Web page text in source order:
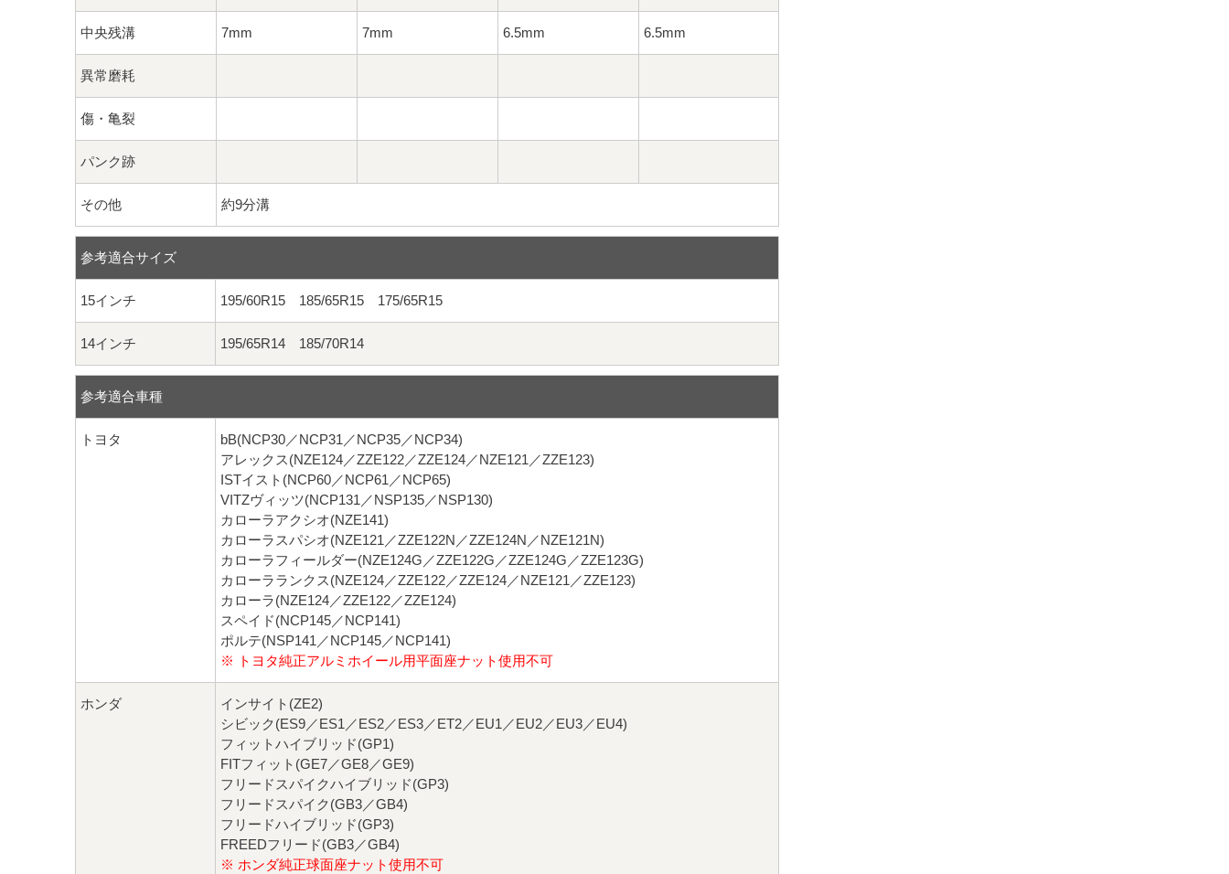
中央残溝 7mm 7mm 6.5mm 6.5mm
異常磨耗
傷・亀裂
パンク跡
その他 約9分溝
参考適合サイズ
15インチ 195/60R15 185/65R15 175/65R15
14インチ 195/65R14 185/70R14
参考適合車種
トヨタ
bB(NCP30／NCP31／NCP35／NCP34)
アレックス(NZE124／ZZE122／ZZE124／NZE121／ZZE123)
ISTイスト(NCP60／NCP61／NCP65)
VITZヴィッツ(NCP131／NSP135／NSP130)
カローラアクシオ(NZE141)
カローラスパシオ(NZE121／ZZE122N／ZZE124N／NZE121N)
カローラフィールダー(NZE124G／ZZE122G／ZZE124G／ZZE123G)
カローラランクス(NZE124／ZZE122／ZZE124／NZE121／ZZE123)
カローラ(NZE124／ZZE122／ZZE124)
スペイド(NCP145／NCP141)
ポルテ(NSP141／NCP145／NCP141)
※ トヨタ純正アルミホイール用平面座ナット使用不可
ホンダ
インサイト(ZE2)
シビック(ES9／ES1／ES2／ES3／ET2／EU1／EU2／EU3／EU4)
フィットハイブリッド(GP1)
FITフィット(GE7／GE8／GE9)
フリードスパイクハイブリッド(GP3)
フリードスパイク(GB3／GB4)
フリードハイブリッド(GP3)
FREEDフリード(GB3／GB4)
※ ホンダ純正球面座ナット使用不可